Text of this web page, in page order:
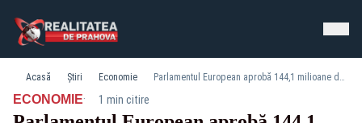
Acasă Știri Economie Parlamentul European aprobă 144,1 milioane de euro pentru România, Spania și Cipru după dezastrele din 2025
ECONOMIE· 1 min citire